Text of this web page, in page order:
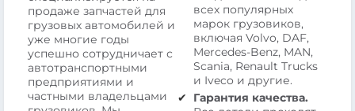
продаже запчастей для
грузовых автомобилей и
уже многие годы
успешно сотрудничает с
автотранспортными
предприятиями и
частными владельцами
всех популярных
марок грузовиков,
включая Volvo, DAF,
Mercedes-Benz, MAN,
Scania, Renault Trucks
и Iveco и другие.
Гарантия качества.